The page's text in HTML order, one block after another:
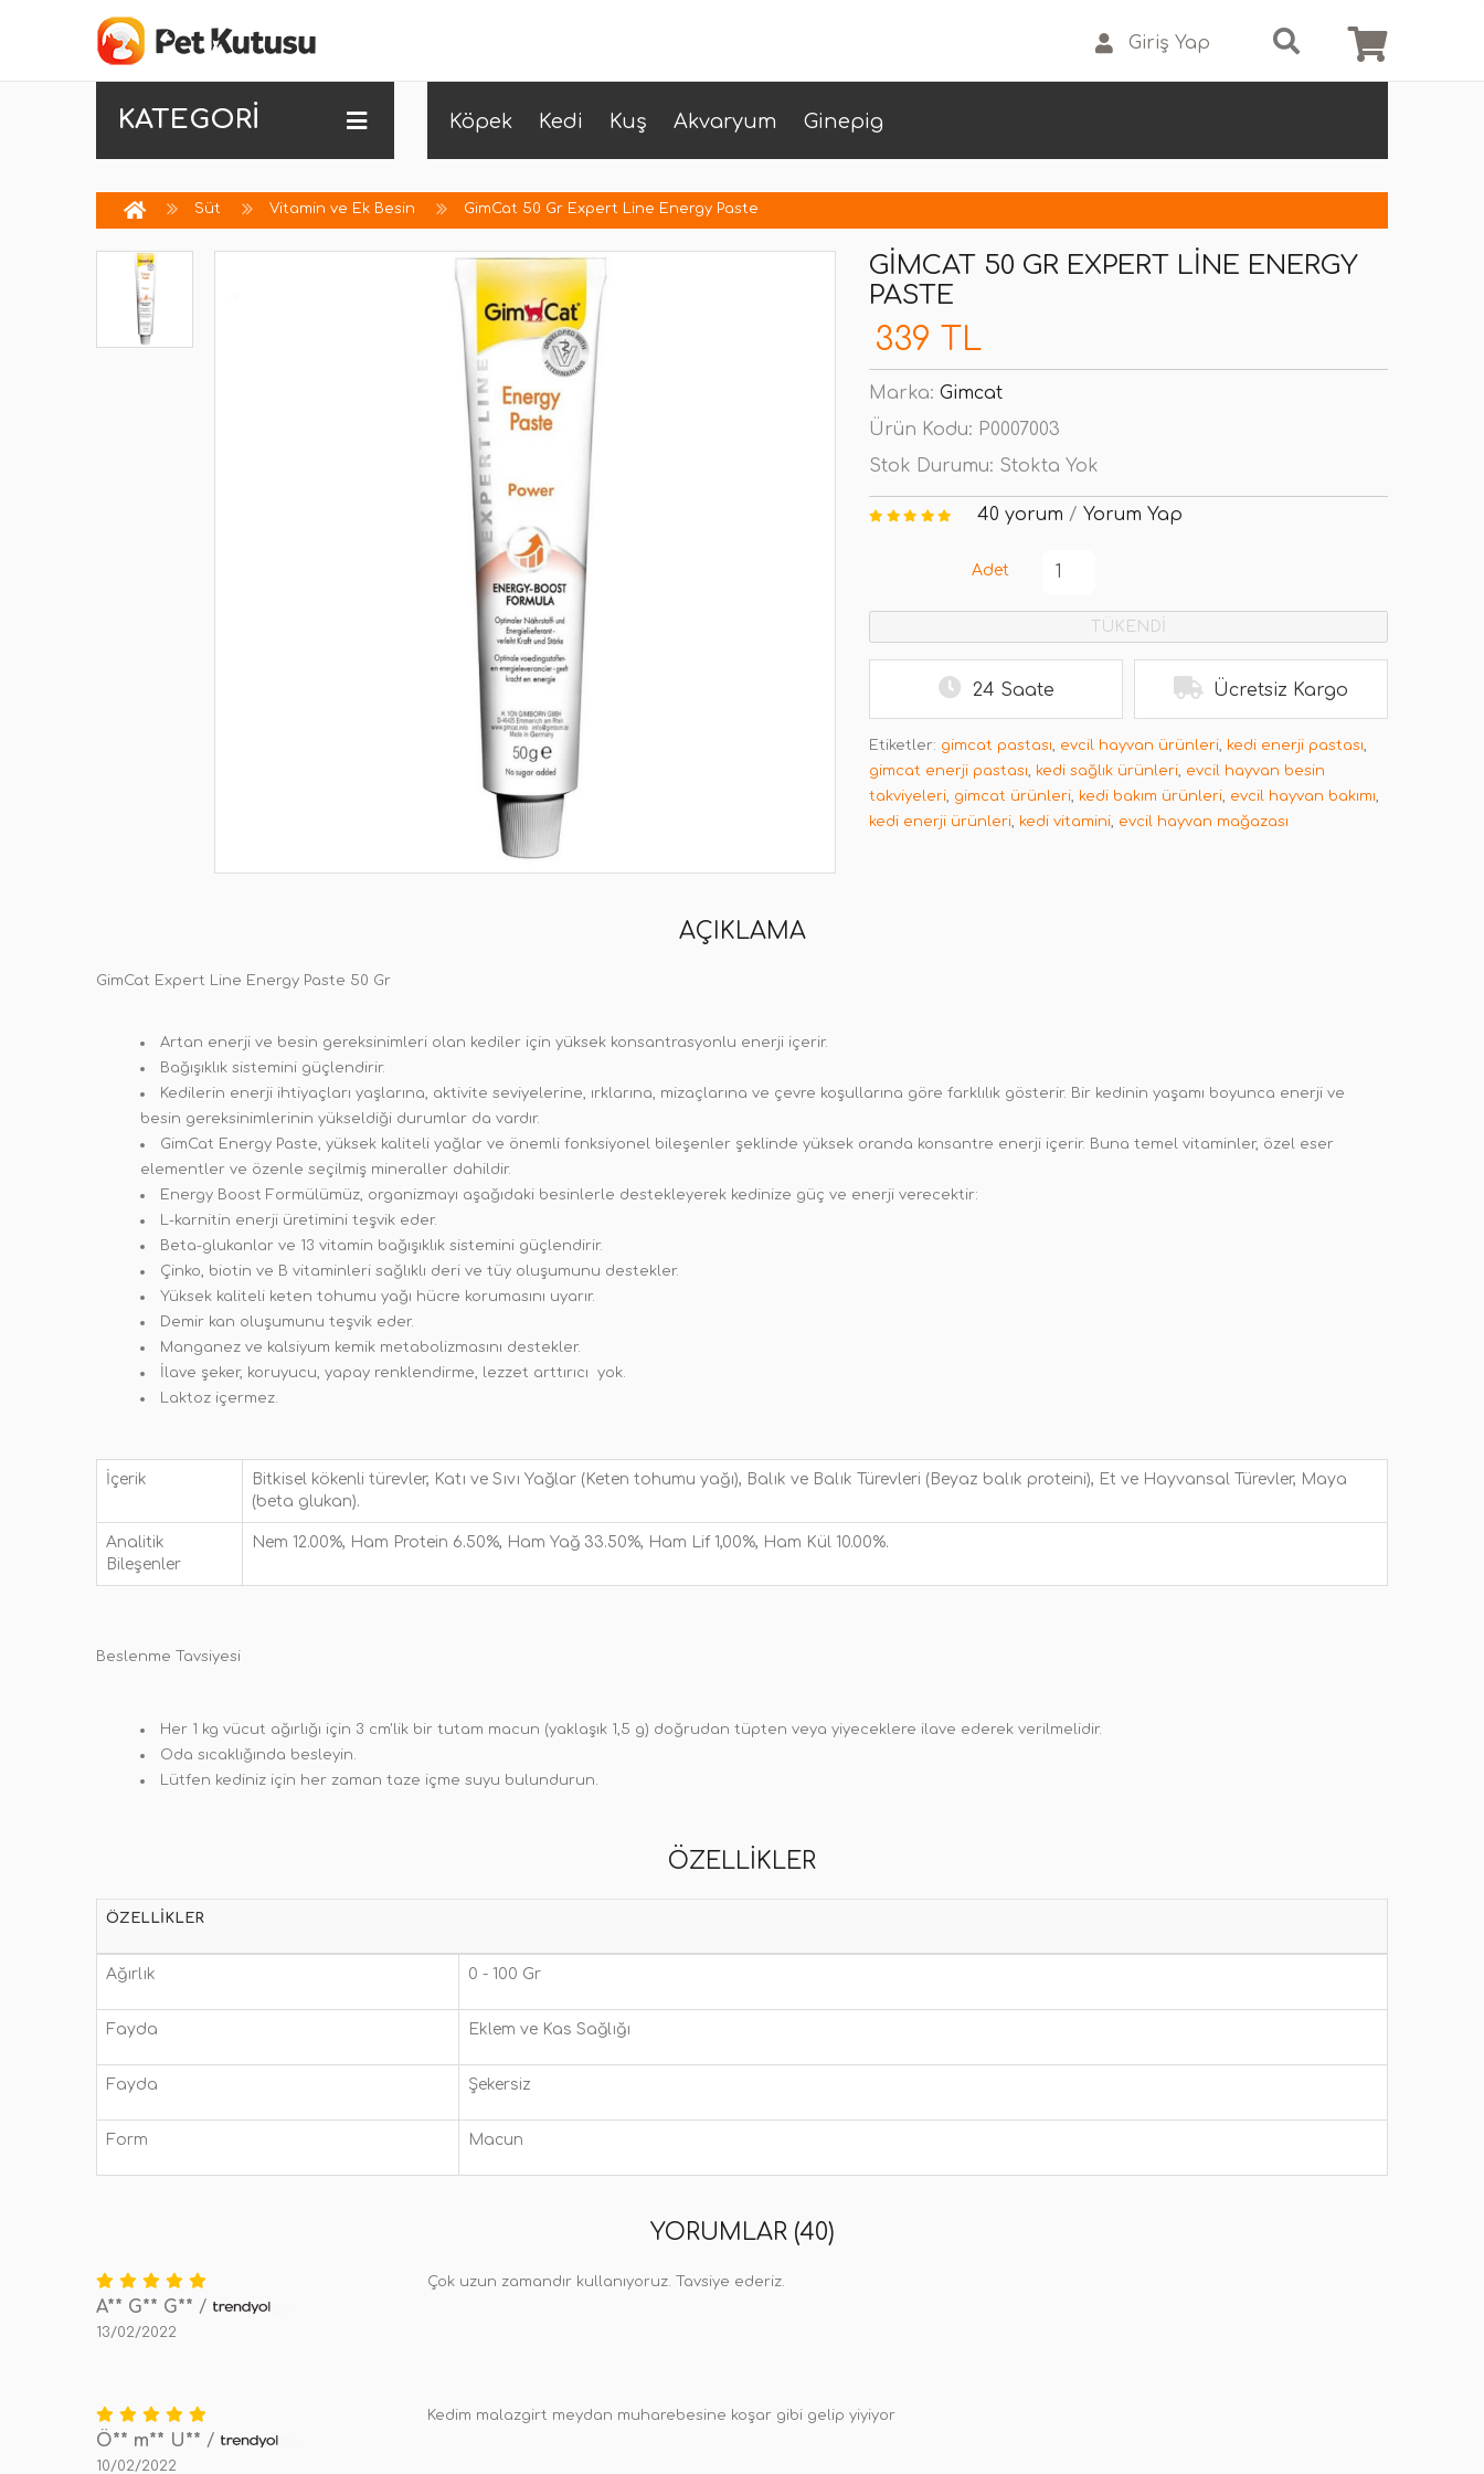
Giriş Yap
KATEGORİ Köpek Kedi Kuş Akvaryum Ginepig
Süt Vitamin ve Ek Besin GimCat 50 Gr Expert Line Energy Paste
GIMCAT 50 GR EXPERT LINE ENERGY
PASTE
339 TL
Marka: Gimcat
Ürün Kodu: P0007003
Stok Durumu: Stokta Yok
40 yorum / Yorum Yap
Adet
TÜKENDİ
24 Saate Ücretsiz Kargo
Etiketler: gimcat pastası, evcil hayvan ürünleri, kedi enerji pastası,
gimcat enerji pastası, kedi sağlık ürünleri, evcil hayvan besin
takviyeleri, gimcat ürünleri, kedi bakım ürünleri, evcil hayvan bakımı,
kedi enerji ürünleri, kedi vitamini, evcil hayvan mağazası
AÇIKLAMA
GimCat Expert Line Energy Paste 50 Gr
Artan enerji ve besin gereksinimleri olan kediler için yüksek konsantrasyonlu enerji içerir.
Bağışıklık sistemini güçlendirir.
Kedilerin enerji ihtiyaçları yaşlarına, aktivite seviyelerine, ırklarına, mizaçlarına ve çevre koşullarına göre farklılık gösterir. Bir kedinin yaşamı boyunca enerji ve
besin gereksinimlerinin yükseldiği durumlar da vardır.
GimCat Energy Paste, yüksek kaliteli yağlar ve önemli fonksiyonel bileşenler şeklinde yüksek oranda konsantre enerji içerir. Buna temel vitaminler, özel eser
elementler ve özenle seçilmiş mineraller dahildir.
Energy Boost Formülümüz, organizmayı aşağıdaki besinlerle destekleyerek kedinize güç ve enerji verecektir:
L-karnitin enerji üretimini teşvik eder.
Beta-glukanlar ve 13 vitamin bağışıklık sistemini güçlendirir.
Çinko, biotin ve B vitaminleri sağlıklı deri ve tüy oluşumunu destekler.
Yüksek kaliteli keten tohumu yağı hücre korumasını uyarır.
Demir kan oluşumunu teşvik eder.
Manganez ve kalsiyum kemik metabolizmasını destekler.
İlave şeker, koruyucu, yapay renklendirme, lezzet arttırıcı yok.
Laktoz içermez.
İçerik
Bitkisel kökenli türevler, Katı ve Sıvı Yağlar (Keten tohumu yağı), Balık ve Balık Türevleri (Beyaz balık proteini), Et ve Hayvansal Türevler, Maya
(beta glukan).
Analitik
Bileşenler
Nem 12.00%, Ham Protein 6.50%, Ham Yağ 33.50%, Ham Lif 1,00%, Ham Kül 10.00%.
Beslenme Tavsiyesi
Her 1 kg vücut ağırlığı için 3 cm'lik bir tutam macun (yaklaşık 1,5 g) doğrudan tüpten veya yiyeceklere ilave ederek verilmelidir.
Oda sıcaklığında besleyin.
Lütfen kediniz için her zaman taze içme suyu bulundurun.
ÖZELLIKLER
ÖZELLIKLER
Ağırlık 0 - 100 Gr
Fayda Eklem ve Kas Sağlığı
Fayda Şekersiz
Form Macun
YORUMLAR (40)
A** G** G** /
13/02/2022
Çok uzun zamandır kullanıyoruz. Tavsiye ederiz.
Ö** m** U** /
10/02/2022
Kedim malazgirt meydan muharebesine koşar gibi gelip yiyiyor